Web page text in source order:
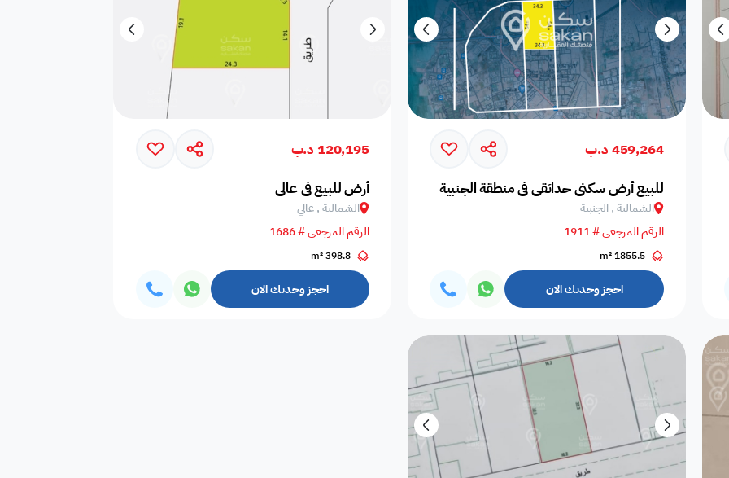
ضمن مشروع
459,264 د.ب
للبيع أرض سكني حدائقي في منطقة الجنبية
الشمالية , الجنبية
الرقم المرجعي # 1911
1855.5 m²
احجز وحدتك الان
120,195 د.ب
أرض للبيع في عالي
الشمالية , عالي
الرقم المرجعي # 1686
398.8 m²
احجز وحدتك الان